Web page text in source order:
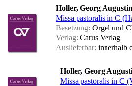
Holler, Georg
Missa pastoralis in C
Besetzung: Orgel und
Verlag: Carus Verlag
Auslieferbar: innerhalb
Holler, Georg
Missa pastoralis in C